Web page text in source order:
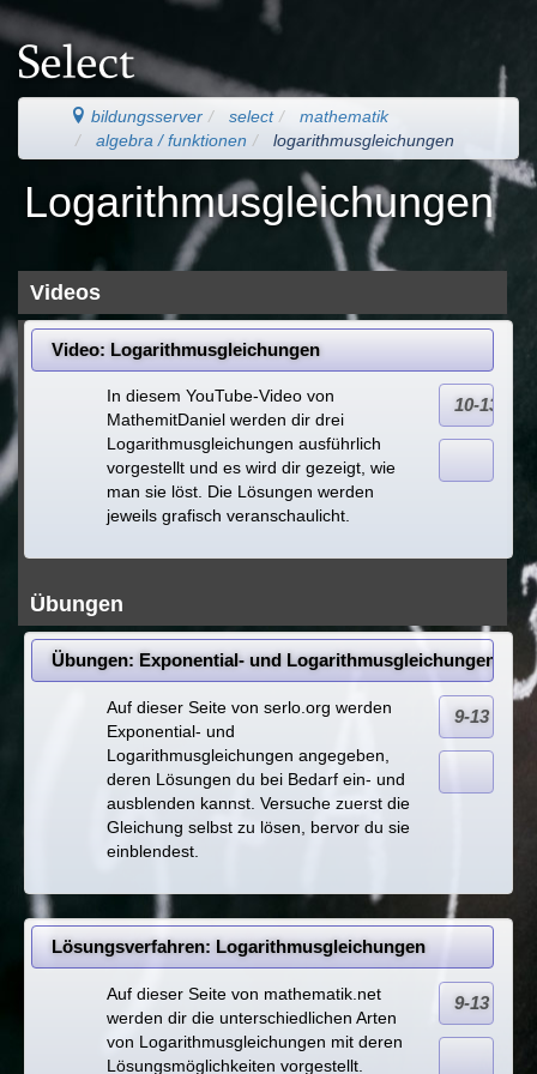
bildungsserver select
mathematik
algebra / funktionen
logarithmusgleichungen
Logarithmusgleichungen
Videos
Video: Logarithmusgleichungen
In diesem YouTube-Video von
MathemitDaniel werden dir drei
Logarithmusgleichungen ausführlich
vorgestellt und es wird dir gezeigt, wie
man sie löst. Die Lösungen werden
jeweils grafisch veranschaulicht.
10-13
Übungen
Übungen: Exponential- und Logarithmusgleichungen
Auf dieser Seite von serlo.org werden
Exponential- und
Logarithmusgleichungen angegeben,
deren Lösungen du bei Bedarf ein- und
ausblenden kannst. Versuche zuerst die
Gleichung selbst zu lösen, bervor du sie
einblendest.
9-13
Lösungsverfahren: Logarithmusgleichungen
Auf dieser Seite von mathematik.net
werden dir die unterschiedlichen Arten
von Logarithmusgleichungen mit deren
Lösungsmöglichkeiten vorgestellt.
9-13